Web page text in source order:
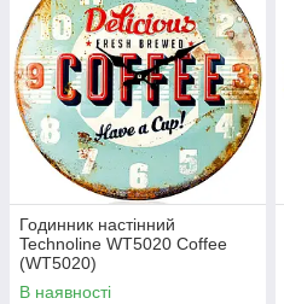
Годинник настінний
Technoline WT5020 Coffee
(WT5020)
В наявності